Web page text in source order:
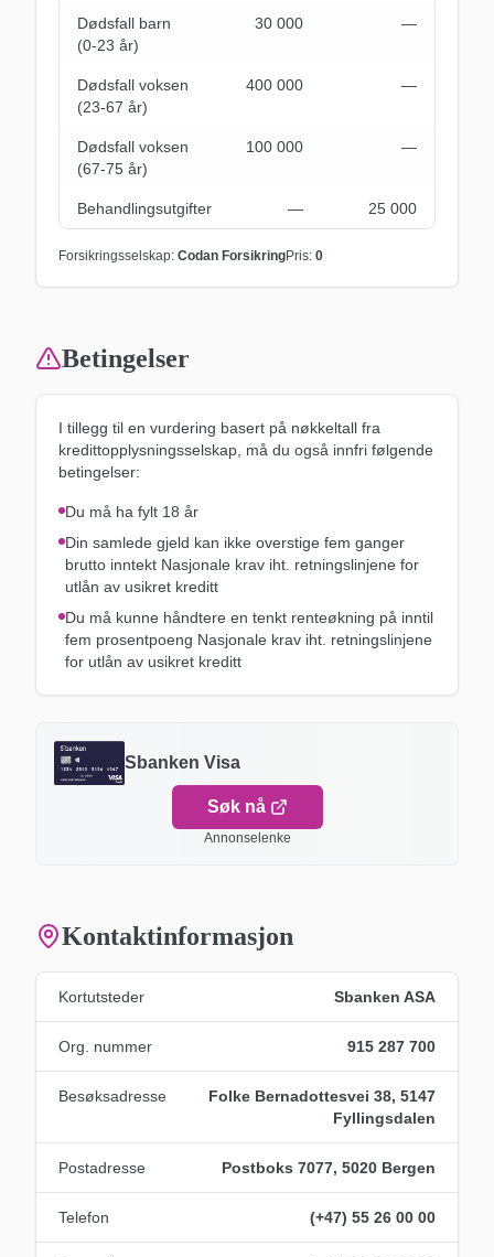
Dødsfall barn
(0-23 år)
30 000 ―
Dødsfall voksen
(23-67 år)
400 000 ―
Dødsfall voksen
(67-75 år)
100 000 ―
Behandlingsutgifter ― 25 000
Forsikringsselskap: Codan ForsikringPris: 0
Betingelser
I tillegg til en vurdering basert på nøkkeltall fra
kredittopplysningsselskap, må du også innfri følgende
betingelser:
Du må ha fylt 18 år
Din samlede gjeld kan ikke overstige fem ganger
brutto inntekt Nasjonale krav iht. retnings­linjene for
utlån av usikret kreditt
Du må kunne håndtere en tenkt renteøkning på inntil
fem prosentpoeng Nasjonale krav iht. retnings­linjene
for utlån av usikret kreditt
Sbanken Visa
Søk nå
Annonselenke
Kontaktinformasjon
Kortutsteder Sbanken ASA
Org. nummer 915 287 700
Besøksadresse
Folke Bernadottesvei 38, 5147
Fyllingsdalen
Postadresse Postboks 7077, 5020 Bergen
Telefon (+47) 55 26 00 00